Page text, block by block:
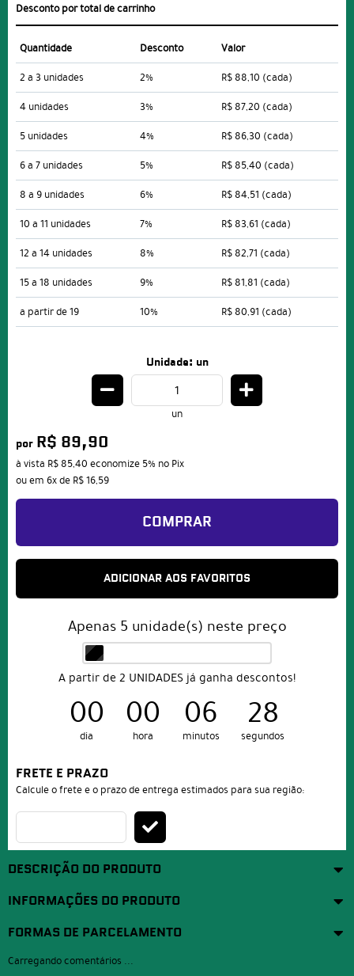
Desconto por total de carrinho
Quantidade Desconto
Valor
2 a 3 unidades
2% R$ 88,10 (cada)
4 unidades
3% R$ 87,20 (cada)
5 unidades
4% R$ 86,30 (cada)
6 a 7 unidades
5% R$ 85,40 (cada)
8 a 9 unidades
6% R$ 84,51 (cada)
10 a 11 unidades
7% R$ 83,61 (cada)
12 a 14 unidades
8% R$ 82,71 (cada)
15 a 18 unidades
9% R$ 81,81 (cada)
a partir de 19
10% R$ 80,91 (cada)
Unidade: un
un
por R$ 89,90
à vista R$ 85,40 economize 5% no Pix
ou em 6xde R$ 16,59
COMPRAR
ADICIONAR AOS FAVORITOS
Apenas 5 unidade(s) neste preço
A partir de 2 UNIDADES já ganha descontos!
00
dia
00
hora
06
minutos
27
segundos
FRETE E PRAZO
Calcule o frete e o prazo de entrega estimados para sua região:
DESCRIÇÃO DO PRODUTO
INFORMAÇÕES DO PRODUTO
FORMAS DE PARCELAMENTO
Carregando comentários ...